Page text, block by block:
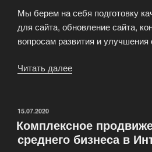
Мы берем на себя подготовку
для сайта, обновление сайта,
вопросам развития и улучшения
Читать далее
Flash
агентстве»
ОПУБЛИКОВАНО
15.07.2020
Комплексное
среднего бизнеса в